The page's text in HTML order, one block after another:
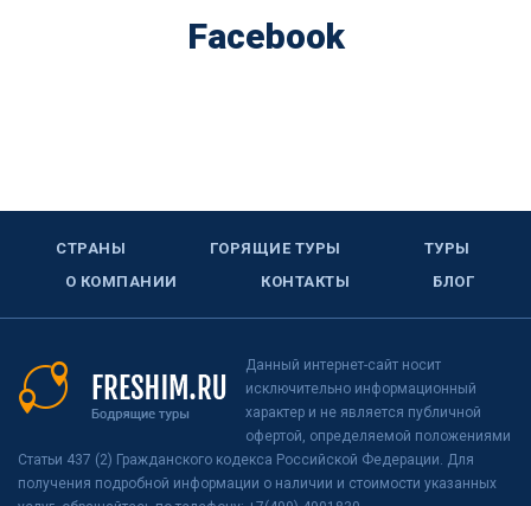
Facebook
СТРАНЫ ГОРЯЩИЕ ТУРЫ
ТУРЫ
О КОМПАНИИ
КОНТАКТЫ БЛОГ
Данный интернет-сайт носит
исключительно информационный
характер и не является публичной
офертой, определяемой положениями
Статьи 437 (2) Гражданского кодекса Российской Федерации. Для
получения подробной информации о наличии и стоимости указанных